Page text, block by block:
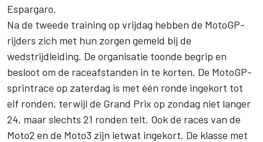
Espargaro.
Na de tweede training op vrijdag hebben de MotoGP-
rijders zich met hun zorgen gemeld bij de
wedstrijdleiding. De organisatie toonde begrip en
besloot om de raceafstanden in te korten. De MotoGP-
sprintrace op zaterdag is met één ronde ingekort tot
elf ronden, terwijl de Grand Prix op zondag niet langer
24, maar slechts 21 ronden telt. Ook de races van de
Moto2 en de Moto3 zijn ietwat ingekort. De klasse met